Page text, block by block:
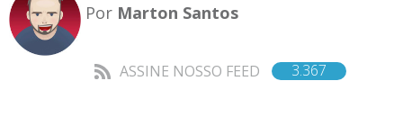
Por Marton Santos
ASSINE NOSSO FEED 3.367